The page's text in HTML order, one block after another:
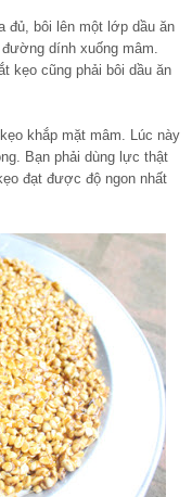
đủ, bôi lên một lớp dầu ăn
dính xuống mâm.
kẹo cũng phải bôi dầu ăn
khắp mặt mâm. Lúc này
Bạn phải dùng lực thật
đạt được độ ngon nhất